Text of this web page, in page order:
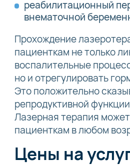
реабилитационный
внематочной
Прохождение
пациенткам не только
воспалительные
но и отрегулировать
Это положительно
репродуктивной
Лазерная терапия
пациенткам в любом
Цены на